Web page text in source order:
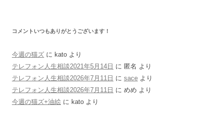
コメントいつもありがとうございます！
今週の猫ズ に kato より
テレフォン人生相談2021年5月14日 に 匿名 より
テレフォン人生相談2026年7月11日 に sace より
テレフォン人生相談2026年7月11日 に めめ より
今週の猫ズ+油絵 に kato より